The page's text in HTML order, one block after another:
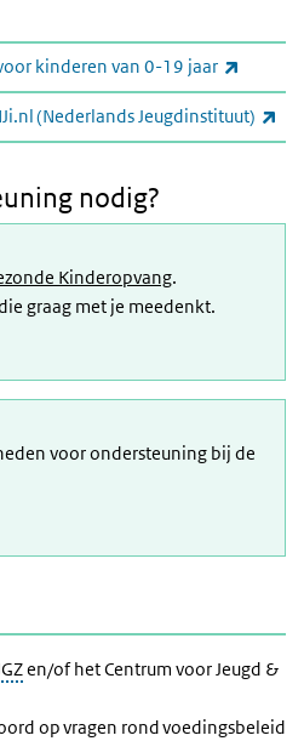
kinderen van 0-19 jaar
(Nederlands Jeugdinstituut)
nodig?
Kinderopvang.
graag met je meedenkt.
voor ondersteuning bij de
en/of het Centrum voor Jeugd &
op vragen rond voedingsbeleid